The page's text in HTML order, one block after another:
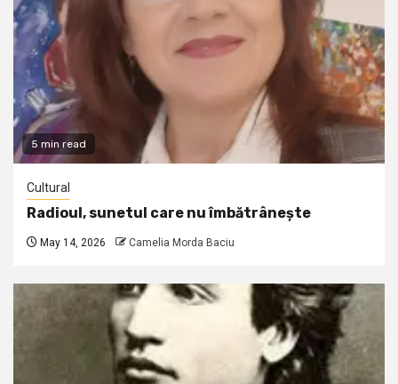
5 min read
Cultural
Radioul, sunetul care nu îmbătrânește
May 14, 2026 Camelia Morda Baciu